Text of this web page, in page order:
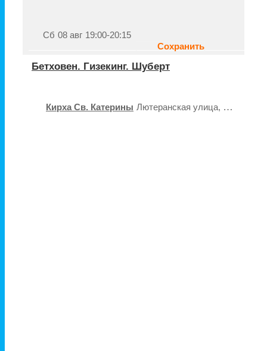
Сохранить
Бетховен. Гизекинг. Шуберт
Сб 08 авг 19:00-20:15
Кирха Св. Катерины Лютеранская улица, 22, Киев